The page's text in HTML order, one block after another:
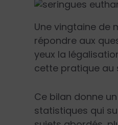
Une vingtaine de
répondre aux
yeux la
cette pratique au
Ce bilan donne
statistiques qui